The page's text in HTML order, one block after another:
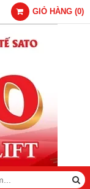
GIỎ HÀNG (0)